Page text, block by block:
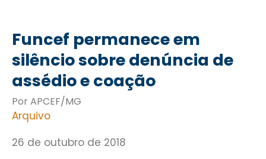
Funcef permanece em
silêncio sobre denúncia de
assédio e coação
Por APCEF/MG
Arquivo
26 de outubro de 2018